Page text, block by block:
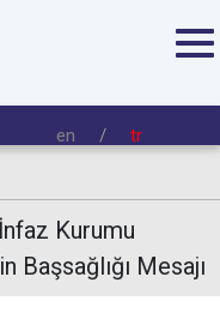
en / tr
Kurumu
Başsağlığı Mesajı